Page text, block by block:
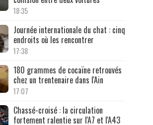
18:35
Journée internationale du chat : cinq
endroits où les rencontrer
17:38
180 grammes de cocaïne retrouvés
chez un trentenaire dans l'Ain
17:07
Chassé-croisé : la circulation
fortement ralentie sur l'A7 et l'A43